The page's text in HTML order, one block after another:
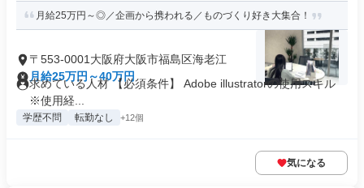
月給25万円～◎／企画から携われる／ものづくり好き大集合！
〒553-0001大阪府大阪市福島区海老江
月給25万円～40万円
求めている人材 【必須条件】 Adobe illustratorの使用スキル
※使用経...
学歴不問 転勤なし +12個
気になる